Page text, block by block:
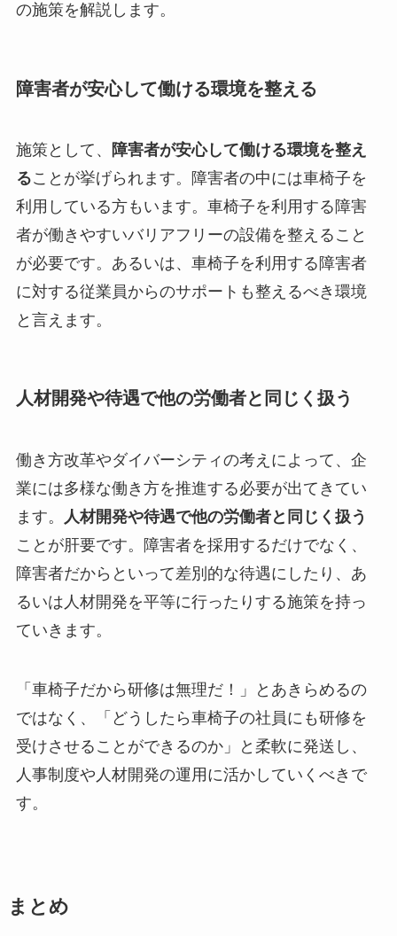
の施策を解説します。
障害者が安心して働ける環境を整える
施策として、
障害者が安心して働ける環境を整え
ることが挙げられます。障害者の中には車椅子を
利用している方もいます。車椅子を利用する障害
者が働きやすいバリアフリーの設備を整えること
が必要です。あるいは、車椅子を利用する障害者
に対する従業員からのサポートも整えるべき環境
と言えます。
人材開発や待遇で他の労働者と同じく扱う
働き方改革やダイバーシティの考えによって、企
業には多様な働き方を推進する必要が出てきてい
ます。
人材開発や待遇で他の労働者と同じく扱う
ことが肝要です。障害者を採用するだけでなく、
障害者だからといって差別的な待遇にしたり、あ
るいは人材開発を平等に行ったりする施策を持っ
ていきます。
「車椅子だから研修は無理だ！」とあきらめるの
ではなく、「どうしたら車椅子の社員にも研修を
受けさせることができるのか」と柔軟に発送し、
人事制度や人材開発の運用に活かしていくべきで
す。
まとめ